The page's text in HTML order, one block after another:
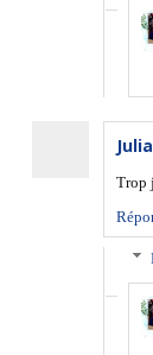
Trop